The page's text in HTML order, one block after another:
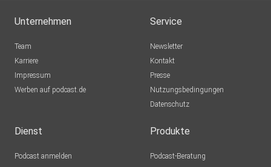
Unternehmen
Team
Karriere
Impressum
Werben auf podcast.de
Service
Newsletter
Kontakt
Presse
Nutzungsbedingungen
Datenschutz
Dienst
Podcast anmelden
Produkte
Podcast-Beratung